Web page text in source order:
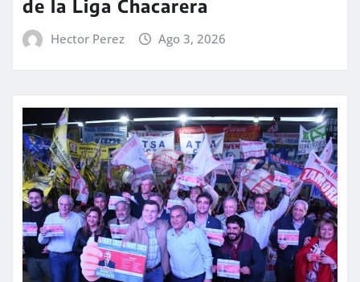
de la Liga Chacarera
Hector Perez Ago 3, 2026